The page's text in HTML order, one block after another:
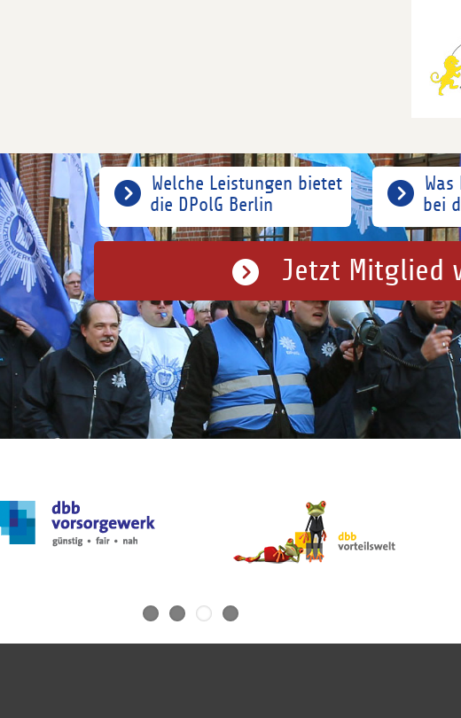
bei
Welche Leistungen bietet
die DPolG Berlin
Jetzt Mitglied